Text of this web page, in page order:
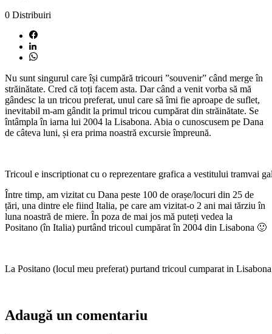
0 Distribuiri
Nu sunt singurul care își cumpără tricouri ”souvenir” când merge în
străinătate. Cred că toți facem asta. Dar când a venit vorba să mă
gândesc la un tricou preferat, unul care să îmi fie aproape de suflet,
inevitabil m-am gândit la primul tricou cumpărat din străinătate. Se
întâmpla în iarna lui 2004 la Lisabona. Abia o cunoscusem pe Dana
de câteva luni, și era prima noastră excursie împreună.
Tricoul e inscriptionat cu o reprezentare grafica a vestitului tramvai
Între timp, am vizitat cu Dana peste 100 de orașe/locuri din 25 de
țări, una dintre ele fiind Italia, pe care am vizitat-o 2 ani mai tărziu în
luna noastră de miere. În poza de mai jos mă puteți vedea la
Positano (în Italia) purtând tricoul cumpărat în 2004 din Lisabona 🙂
La Positano (locul meu preferat) purtand tricoul cumparat in Lisabona
Adaugă un comentariu